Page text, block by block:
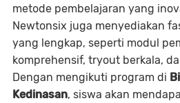
metode pembelajaran yang
Newtonsix juga menyediakan
yang lengkap, seperti modul
komprehensif, tryout berkala,
Dengan mengikuti program di
Kedinasan, siswa akan